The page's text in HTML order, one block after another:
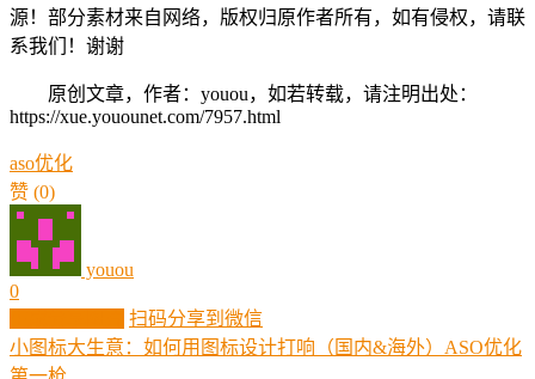
源！部分素材来自网络，版权归原作者所有，如有侵权，请联
系我们！谢谢
原创文章，作者：youou，如若转载，请注明出处：
https://xue.youounet.com/7957.html
aso优化
赞 (0)
youou
0
扫码分享到微信
小图标大生意：如何用图标设计打响（国内&海外）ASO优化